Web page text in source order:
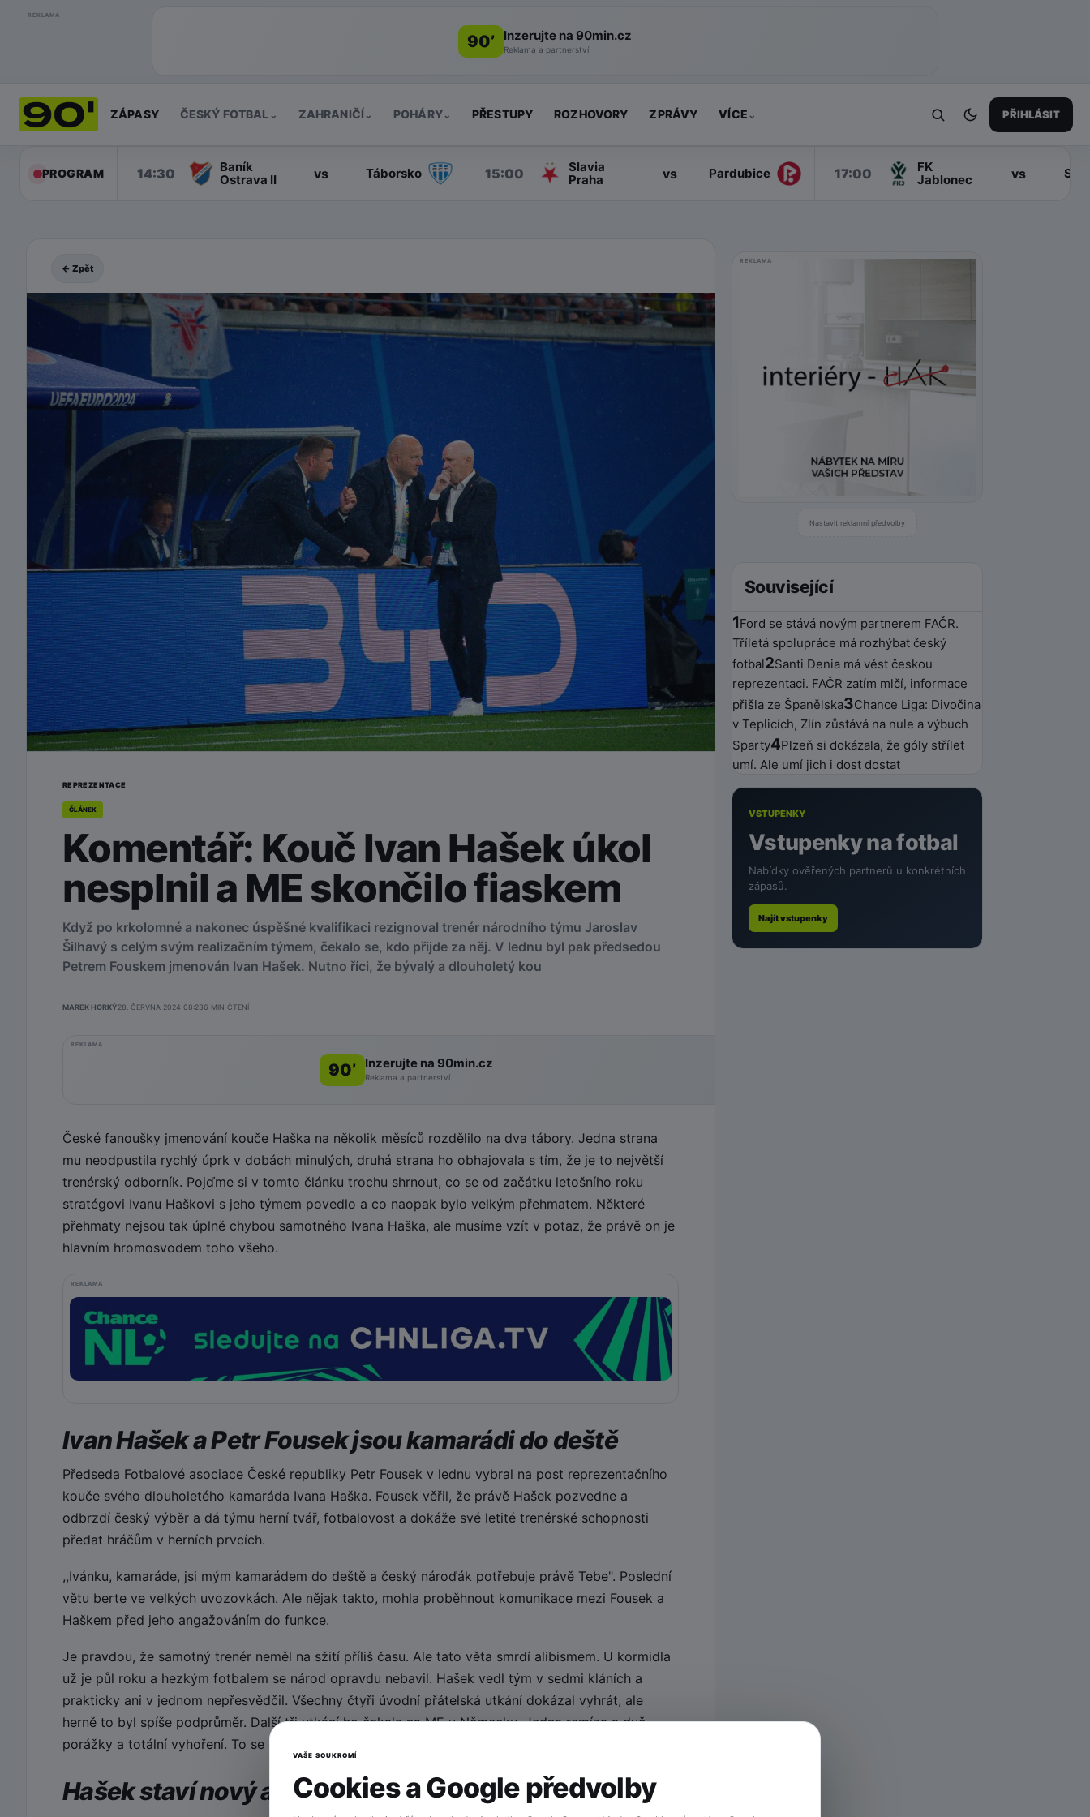
REKLAMA
90’ Inzerujte na 90min.cz
Reklama a partnerství
ZÁPASY ČESKÝ FOTBAL ⌄ ZAHRANIČÍ ⌄ POHÁRY⌄ PŘESTUPY ROZHOVORY ZPRÁVY VÍCE ⌄ PŘIHLÁSIT
PROGRAM 14:30
Baník
Ostrava II
vs Táborsko 15:00
Slavia
Praha
vs Pardubice 17:00
FK
Jablonec
vs
← Zpět
REPREZENTACE
ČLÁNEK
Komentář: Kouč Ivan Hašek úkol
nesplnil a ME skončilo fiaskem
Když po krkolomné a nakonec úspěšné kvalifikaci rezignoval trenér národního týmu Jaroslav
Šilhavý s celým svým realizačním týmem, čekalo se, kdo přijde za něj. V lednu byl pak předsedou
Petrem Fouskem jmenován Ivan Hašek. Nutno říci, že bývalý a dlouholetý kou
MAREK HORKÝ28. ČERVNA 2024 08:236 MIN ČTENÍ
REKLAMA
90’ Inzerujte na 90min.cz
Reklama a partnerství
České fanoušky jmenování kouče Haška na několik měsíců rozdělilo na dva tábory. Jedna strana
mu neodpustila rychlý úprk v dobách minulých, druhá strana ho obhajovala s tím, že je to největší
trenérský odborník. Pojďme si v tomto článku trochu shrnout, co se od začátku letošního roku
stratégovi Ivanu Haškovi s jeho týmem povedlo a co naopak bylo velkým přehmatem. Některé
přehmaty nejsou tak úplně chybou samotného Ivana Haška, ale musíme vzít v potaz, že právě on je
hlavním hromosvodem toho všeho.
REKLAMA
Ivan Hašek a Petr Fousek jsou kamarádi do deště
Předseda Fotbalové asociace České republiky Petr Fousek v lednu vybral na post reprezentačního
kouče svého dlouholetého kamaráda Ivana Haška. Fousek věřil, že právě Hašek pozvedne a
odbrzdí český výběr a dá týmu herní tvář, fotbalovost a dokáže své letité trenérské schopnosti
předat hráčům v herních prvcích.
,,Ivánku, kamaráde, jsi mým kamarádem do deště a český nároďák potřebuje právě Tebe". Poslední
větu berte ve velkých uvozovkách. Ale nějak takto, mohla proběhnout komunikace mezi Fousek a
Haškem před jeho angažováním do funkce.
Je pravdou, že samotný trenér neměl na sžití příliš času. Ale tato věta smrdí alibismem. U kormidla
už je půl roku a hezkým fotbalem se národ opravdu nebavil. Hašek vedl tým v sedmi kláních a
prakticky ani v jednom nepřesvědčil. Všechny čtyři úvodní přátelská utkání dokázal vyhrát, ale
herně to byl spíše podprůměr. Další tři utkání ho čekala na ME v Německu. Jedna remíza a dvě
porážky a totální vyhoření. To se opravdu nepovedlo, trenére!
Hašek staví nový a mladý tým
REKLAMA
Nastavit reklamní předvolby
Související
1Ford se stává novým partnerem FAČR.
Tříletá spolupráce má rozhýbat český
fotbal2Santi Denia má vést českou
reprezentaci. FAČR zatím mlčí, informace
přišla ze Španělska3Chance Liga: Divočina
v Teplicích, Zlín zůstává na nule a výbuch
Sparty4Plzeň si dokázala, že góly střílet
umí. Ale umí jich i dost dostat
VSTUPENKY
Vstupenky na fotbal
Nabídky ověřených partnerů u konkrétních
zápasů.
Najít vstupenky
VAŠE SOUKROMÍ
Cookies a Google předvolby